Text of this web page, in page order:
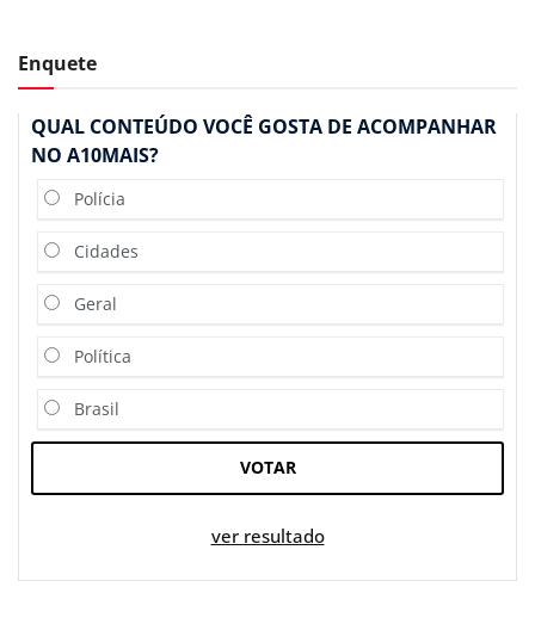
Enquete
QUAL CONTEÚDO VOCÊ GOSTA DE ACOMPANHAR
NO A10MAIS?
Polícia
Cidades
Geral
Política
Brasil
VOTAR
ver resultado